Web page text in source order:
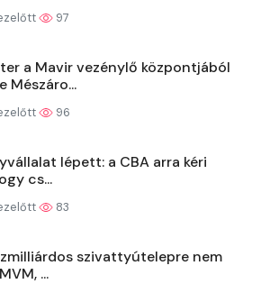
97
a Mavir vezénylő központjából
Mészáro...
96
lépett: a CBA arra kéri
cs...
83
szivattyútelepre nem
...